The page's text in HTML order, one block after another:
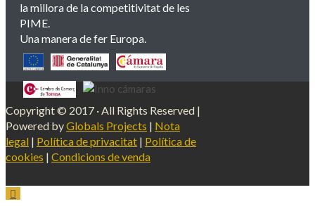
la millora de la competitivitat de les
PIME.
Una manera de fer Europa.
Copyright © 2017 · All Rights Reserved |
Powered byGlobals Projects | Nota
legal | Política de privacitat | Política de
cookies | Condicions de venda